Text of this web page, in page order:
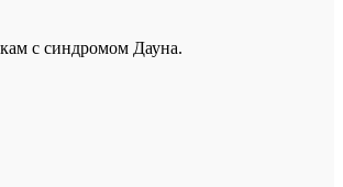
с синдромом Дауна.